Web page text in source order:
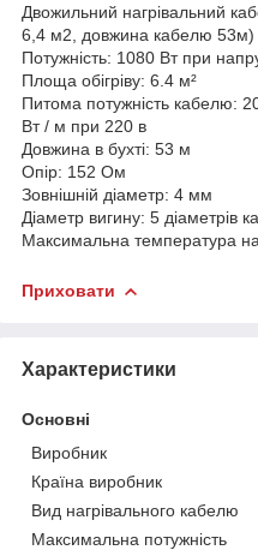
Двожильний нагрівальний
6,4 м2, довжина кабелю 53м)
Потужність: 1080 Вт при
Площа обігріву: 6.4 м²
Питома потужність кабелю:
Вт / м при 220 в
Довжина в бухті: 53 м
Опір: 152 Ом
Зовнішній діаметр: 4 мм
Діаметр вигину: 5 діаметрів
Максимальна температура
Приховати
Характеристики
Основні
Виробник
Країна виробник
Вид нагрівального кабелю
Максимальна потужність